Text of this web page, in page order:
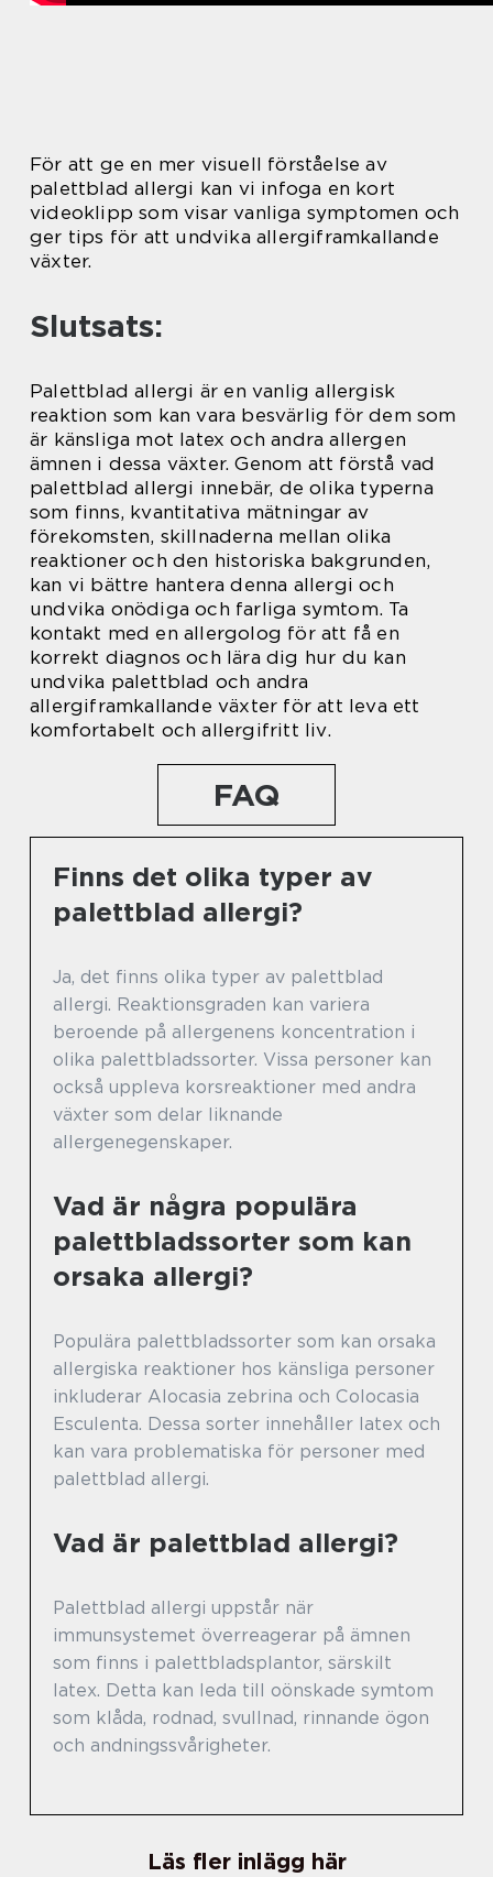
För att ge en mer visuell förståelse av
palettblad allergi kan vi infoga en kort
videoklipp som visar vanliga symptomen och
ger tips för att undvika allergiframkallande
växter.
Slutsats:
Palettblad allergi är en vanlig allergisk
reaktion som kan vara besvärlig för dem som
är känsliga mot latex och andra allergen
ämnen i dessa växter. Genom att förstå vad
palettblad allergi innebär, de olika typerna
som finns, kvantitativa mätningar av
förekomsten, skillnaderna mellan olika
reaktioner och den historiska bakgrunden,
kan vi bättre hantera denna allergi och
undvika onödiga och farliga symtom. Ta
kontakt med en allergolog för att få en
korrekt diagnos och lära dig hur du kan
undvika palettblad och andra
allergiframkallande växter för att leva ett
komfortabelt och allergifritt liv.
FAQ
Finns det olika typer av
palettblad allergi?
Ja, det finns olika typer av palettblad
allergi. Reaktionsgraden kan variera
beroende på allergenens koncentration i
olika palettbladssorter. Vissa personer kan
också uppleva korsreaktioner med andra
växter som delar liknande
allergenegenskaper.
Vad är några populära
palettbladssorter som kan
orsaka allergi?
Populära palettbladssorter som kan orsaka
allergiska reaktioner hos känsliga personer
inkluderar Alocasia zebrina och Colocasia
Esculenta. Dessa sorter innehåller latex och
kan vara problematiska för personer med
palettblad allergi.
Vad är palettblad allergi?
Palettblad allergi uppstår när
immunsystemet överreagerar på ämnen
som finns i palettbladsplantor, särskilt
latex. Detta kan leda till oönskade symtom
som klåda, rodnad, svullnad, rinnande ögon
och andningssvårigheter.
Läs fler inlägg här